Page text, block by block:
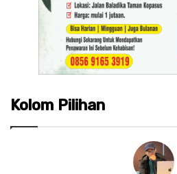
Kolom Pilihan